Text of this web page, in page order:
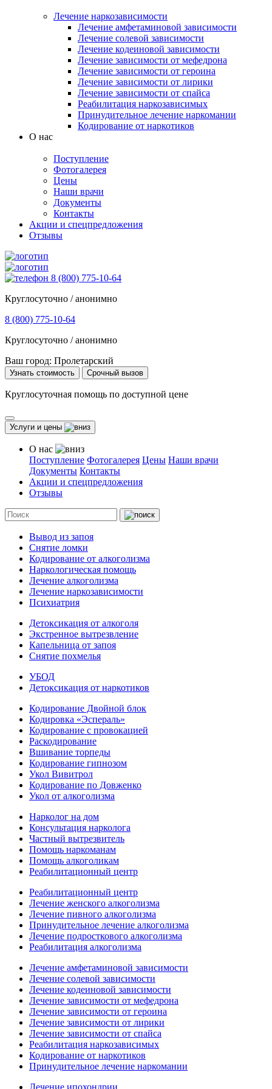
Лечение наркозависимости
Лечение амфетаминовой зависимости
Лечение солевой зависимости
Лечение кодеиновой зависимости
Лечение зависимости от мефедрона
Лечение зависимости от героина
Лечение зависимости от лирики
Лечение зависимости от спайса
Реабилитация наркозависимых
Принудительное лечение наркомании
Кодирование от наркотиков
О нас
Поступление
Фотогалерея
Цены
Наши врачи
Документы
Контакты
Акции и спецпредложения
Отзывы
8 (800) 775-10-64
Круглосуточно / анонимно
8 (800) 775-10-64
Круглосуточно / анонимно
Ваш город: Пролетарский
Узнать стоимость Срочный вызов
Круглосуточная помощь по доступной цене
Услуги и цены
О нас
Поступление Фотогалерея Цены Наши врачи
Документы Контакты
Акции и спецпредложения
Отзывы
Вывод из запоя
Снятие ломки
Кодирование от алкоголизма
Наркологическая помощь
Лечение алкоголизма
Лечение наркозависимости
Психиатрия
Детоксикация от алкоголя
Экстренное вытрезвление
Капельница от запоя
Снятие похмелья
УБОД
Детоксикация от наркотиков
Кодирование Двойной блок
Кодировка «Эспераль»
Кодирование с провокацией
Раскодирование
Вшивание торпеды
Кодирование гипнозом
Укол Вивитрол
Кодирование по Довженко
Укол от алкоголизма
Нарколог на дом
Консультация нарколога
Частный вытрезвитель
Помощь наркоманам
Помощь алкоголикам
Реабилитационный центр
Реабилитационный центр
Лечение женского алкоголизма
Лечение пивного алкоголизма
Принудительное лечение алкоголизма
Лечение подросткового алкоголизма
Реабилитация алкоголизма
Лечение амфетаминовой зависимости
Лечение солевой зависимости
Лечение кодеиновой зависимости
Лечение зависимости от мефедрона
Лечение зависимости от героина
Лечение зависимости от лирики
Лечение зависимости от спайса
Реабилитация наркозависимых
Кодирование от наркотиков
Принудительное лечение наркомании
Лечение ипохондрии